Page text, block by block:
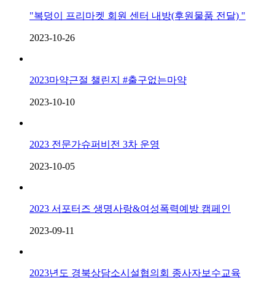
"복덩이 프리마켓 회원 센터 내방(후원물품 전달) "
2023-10-26
2023마약근절 챌린지 #출구없는마약
2023-10-10
2023 전문가슈퍼비전 3차 운영
2023-10-05
2023 서포터즈 생명사랑&여성폭력예방 캠페인
2023-09-11
2023년도 경북상담소시설협의회 종사자보수교육